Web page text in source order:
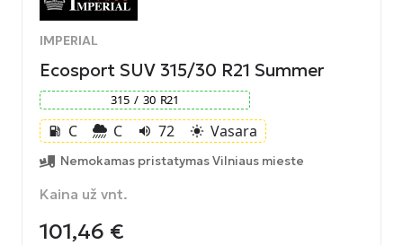
IMPERIAL
Ecosport SUV 315/30 R21 Summer
315 / 30 R21
local_gas_station C C volume_up 72 light_mode Vasara
Nemokamas pristatymas Vilniaus mieste
Kaina už vnt.
101,46 €